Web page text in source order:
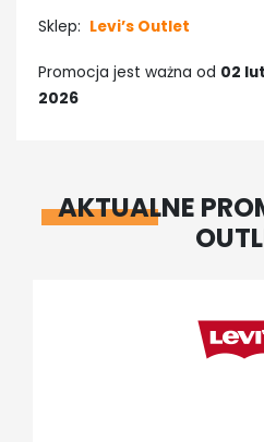
Sklep: Levi’s Outlet
Promocja jest ważna od 02
2026
AKTUALNE